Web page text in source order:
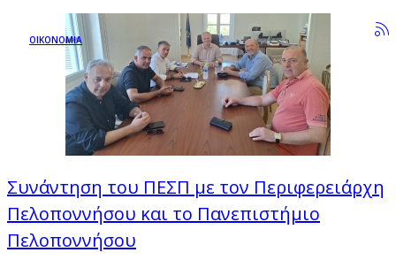
ΟΙΚΟΝΟΜΙΑ
Συνάντηση του ΠΕΣΠ με τον Περιφερειάρχη
Πελοποννήσου και το Πανεπιστήμιο
Πελοποννήσου